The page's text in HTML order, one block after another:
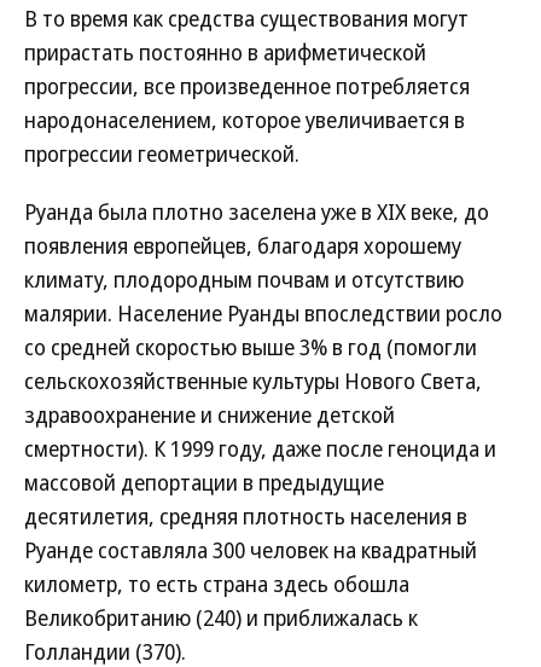
В то время как средства существования могут
прирастать постоянно в арифметической
прогрессии, все произведенное потребляется
народонаселением, которое увеличивается в
прогрессии геометрической.
Руанда была плотно заселена уже в XIX веке, до
появления европейцев, благодаря хорошему
климату, плодородным почвам и отсутствию
малярии. Население Руанды впоследствии росло
со средней скоростью выше 3% в год (помогли
сельскохозяйственные культуры Нового Света,
здравоохранение и снижение детской
смертности). К 1999 году, даже после геноцида и
массовой депортации в предыдущие
десятилетия, средняя плотность населения в
Руанде составляла 300 человек на квадратный
километр, то есть страна здесь обошла
Великобританию (240) и приближалась к
Голландии (370).